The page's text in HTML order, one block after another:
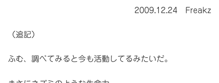
2009.12.24 Freakz
（追記）
ふむ、調べてみると今も活動してるみたいだ。